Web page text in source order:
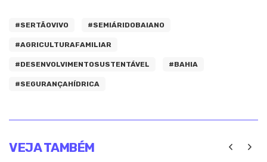
#SERTÃOVIVO #SEMIÁRIDOBAIANO
#AGRICULTURAFAMILIAR
#DESENVOLVIMENTOSUSTENTÁVEL #BAHIA
#SEGURANÇAHÍDRICA
VEJA TAMBÉM